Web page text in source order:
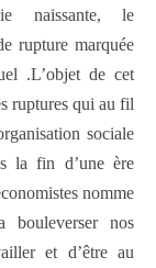
naissante, le
rupture marquée
.L’objet de cet
ruptures qui au fil
sociale
la fin d’une ère
nomme
bouleverser nos
et d’être au